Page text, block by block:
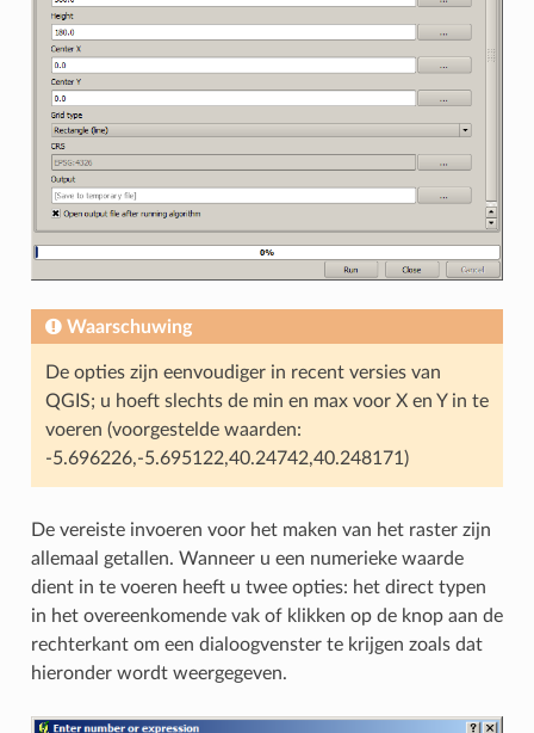
Waarschuwing
De opties zijn eenvoudiger in recent versies van
QGIS; u hoeft slechts de min en max voor X en Y in te
voeren (voorgestelde waarden:
-5.696226,-5.695122,40.24742,40.248171)
De vereiste invoeren voor het maken van het raster zijn
allemaal getallen. Wanneer u een numerieke waarde
dient in te voeren heeft u twee opties: het direct typen
in het overeenkomende vak of klikken op de knop aan de
rechterkant om een dialoogvenster te krijgen zoals dat
hieronder wordt weergegeven.